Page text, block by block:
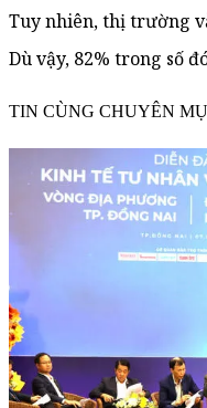
Tuy nhiên, thị trường
Dù vậy, 82% trong số
TIN CÙNG CHUYÊN